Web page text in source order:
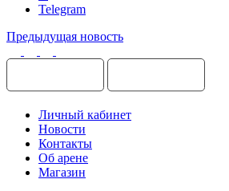
Telegram
Предыдущая новость
Личный кабинет
Новости
Контакты
Об арене
Магазин